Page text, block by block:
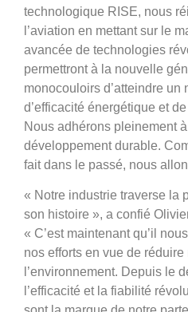
technologique RISE, nous
l’aviation en mettant sur le
avancée de technologies
permettront à la nouvelle
monocouloirs d’atteindre un
d’efficacité énergétique et
Nous adhérons pleinement
développement durable.
fait dans le passé, nous
« Notre industrie traverse la
son histoire », a confié
« C’est maintenant qu’il
nos efforts en vue de
l’environnement. Depuis le
l’efficacité et la fiabilité